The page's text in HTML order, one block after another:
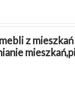
z mieszkań